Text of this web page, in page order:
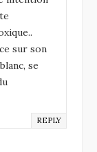
sur son
se
REPLY